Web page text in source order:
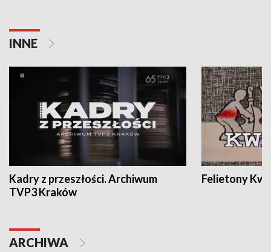
INNE
Kadry z przeszłości. Archiwum
TVP3 Kraków
Felietony
ARCHIWA